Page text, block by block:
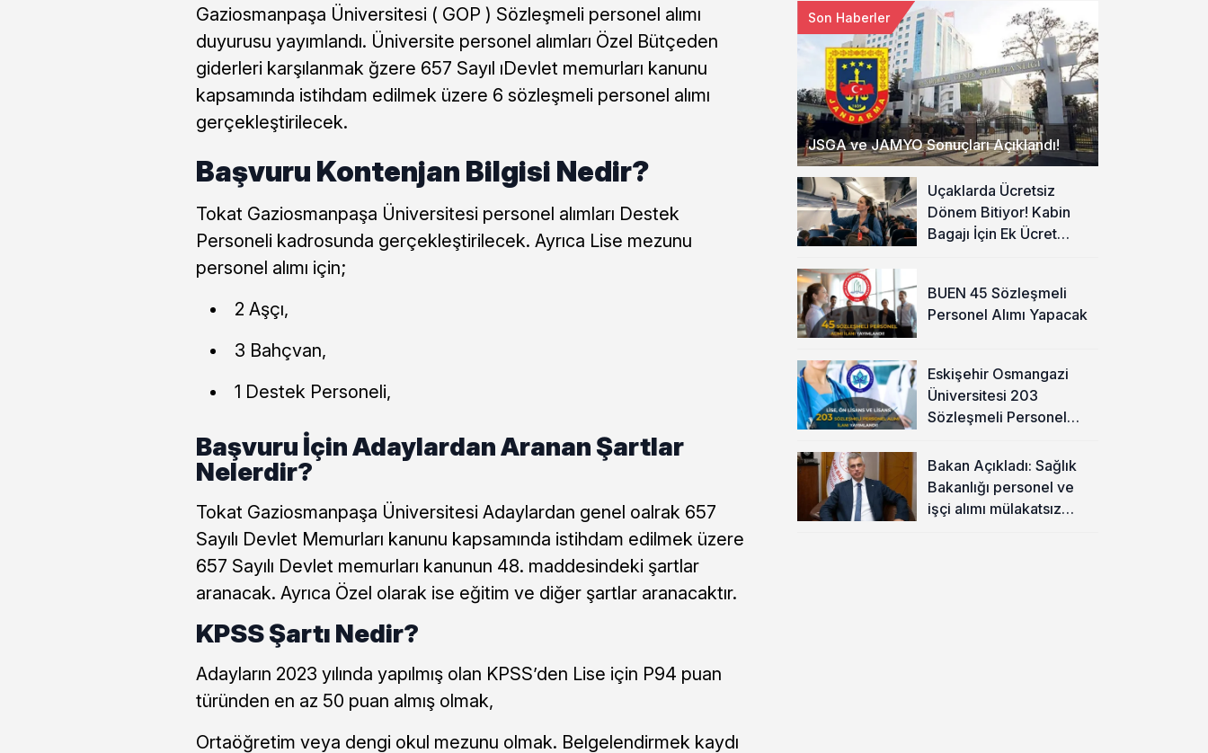
Gaziosmanpaşa Üniversitesi ( GOP ) Sözleşmeli personel alımı
duyurusu yayımlandı. Üniversite personel alımları Özel Bütçeden
giderleri karşılanmak ğzere 657 Sayıl ıDevlet memurları kanunu
kapsamında istihdam edilmek üzere 6 sözleşmeli personel alımı
gerçekleştirilecek.
Başvuru Kontenjan Bilgisi Nedir?
Tokat Gaziosmanpaşa Üniversitesi personel alımları Destek
Personeli kadrosunda gerçekleştirilecek. Ayrıca Lise mezunu
personel alımı için;
2 Aşçı,
3 Bahçvan,
1 Destek Personeli,
Başvuru İçin Adaylardan Aranan Şartlar
Nelerdir?
Tokat Gaziosmanpaşa Üniversitesi Adaylardan genel oalrak 657
Sayılı Devlet Memurları kanunu kapsamında istihdam edilmek üzere
657 Sayılı Devlet memurları kanunun 48. maddesindeki şartlar
aranacak. Ayrıca Özel olarak ise eğitim ve diğer şartlar aranacaktır.
KPSS Şartı Nedir?
Adayların 2023 yılında yapılmış olan KPSS’den Lise için P94 puan
türünden en az 50 puan almış olmak,
Ortaöğretim veya dengi okul mezunu olmak. Belgelendirmek kaydı
JSGA ve JAMYO Sonuçları Açıklandı!
Son Haberler
Uçaklarda Ücretsiz
Dönem Bitiyor! Kabin
Bagajı İçin Ek Ücret
BUEN 45 Sözleşmeli
Personel Alımı Yapacak
Eskişehir Osmangazi
Üniversitesi 203
Sözleşmeli Personel
Bakan Açıkladı: Sağlık
Bakanlığı personel ve
işçi alımı mülakatsız